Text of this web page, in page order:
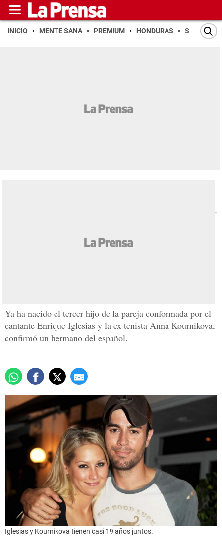
INICIO MENTE SANA PREMIUM HONDURAS SAN PEDRO
Enrique Iglesias y Anna
Kournikova tienen a su
Ya ha nacido el tercer hijo de la pareja conformada por el
cantante Enrique Iglesias y la ex tenista Anna Kournikova,
confirmó un hermano del español.
Iglesias y Kournikova tienen casi 19 años juntos.